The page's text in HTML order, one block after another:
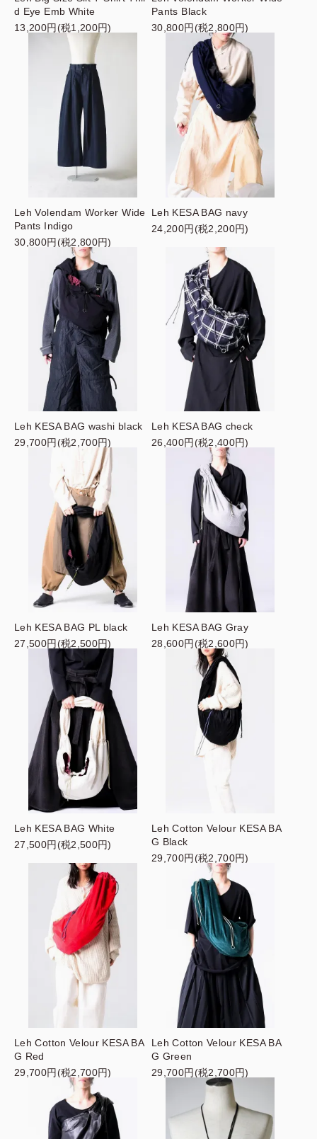
d Eye Emb White
13,200円(税1,200円)
Pants Black
30,800円(税2,800円)
Leh Volendam Worker Wide
Pants Indigo
30,800円(税2,800円)
Leh KESA BAG navy
24,200円(税2,200円)
Leh KESA BAG washi black
29,700円(税2,700円)
Leh KESA BAG check
26,400円(税2,400円)
Leh KESA BAG PL black
27,500円(税2,500円)
Leh KESA BAG Gray
28,600円(税2,600円)
Leh KESA BAG White
27,500円(税2,500円)
Leh Cotton Velour KESA BA
G Black
29,700円(税2,700円)
Leh Cotton Velour KESA BA
G Red
29,700円(税2,700円)
Leh Cotton Velour KESA BA
G Green
29,700円(税2,700円)